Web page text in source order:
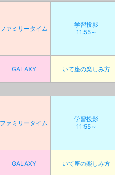
ファミリータイム
学習投影
11:55～
GALAXY いて座の楽しみ方
ファミリータイム
学習投影
11:55～
GALAXY いて座の楽しみ方